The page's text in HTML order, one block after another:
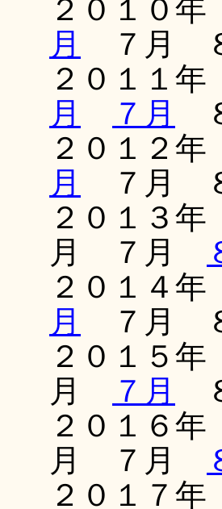
２０１０
月
７月
２０１１年
月
７月
２０１２年
月
７月
２０１３年
月 ７月
２０１４年
月
７月
２０１
月
７月
２０１
月 ７月
２０１